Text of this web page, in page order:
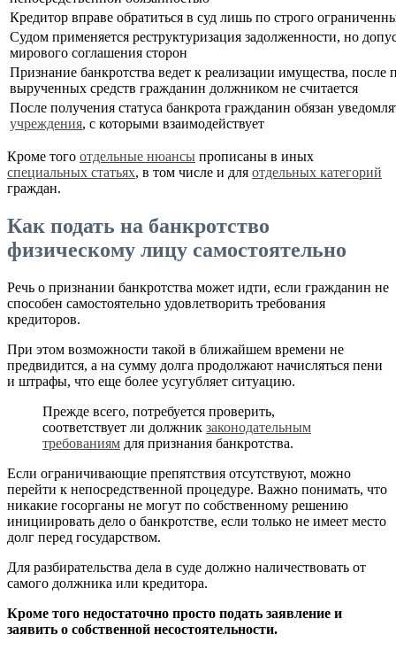
Кредитор вправе обратиться в суд лишь по строго
Судом применяется реструктуризация задолженности, но
мирового соглашения сторон
Признание банкротства ведет к реализации имущества, после
вырученных средств гражданин должником не считается
После получения статуса банкрота гражданин обязан
учреждения, с которыми взаимодействует
Кроме того отдельные нюансы прописаны в иных
специальных статьях, в том числе и для отдельных категорий
граждан.
Как подать на банкротство
физическому лицу самостоятельно
Речь о признании банкротства может идти, если гражданин не
способен самостоятельно удовлетворить требования
кредиторов.
При этом возможности такой в ближайшем времени не
предвидится, а на сумму долга продолжают начисляться пени
и штрафы, что еще более усугубляет ситуацию.
Прежде всего, потребуется проверить,
соответствует ли должник законодательным
требованиям для признания банкротства.
Если ограничивающие препятствия отсутствуют, можно
перейти к непосредственной процедуре. Важно понимать, что
никакие госорганы не могут по собственному решению
инициировать дело о банкротстве, если только не имеет место
долг перед государством.
Для разбирательства дела в суде должно наличествовать от
самого должника или кредитора.
Кроме того недостаточно просто подать заявление и
заявить о собственной несостоятельности.